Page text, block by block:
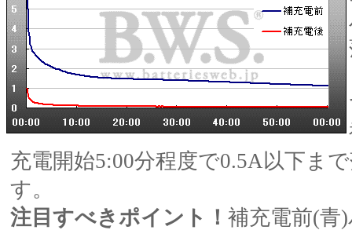
充電開始5:00分程度で0.5A以下ま
す。
注目すべきポイント！ 補充電前(青